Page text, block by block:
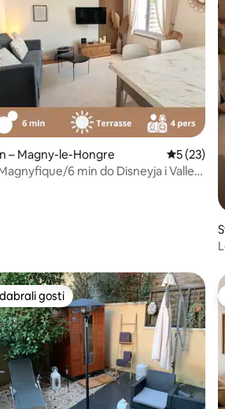
4,95/5, recenzija: 60
– Magny-le-Hongre Prosječna
5 (23)
6 min do Disneyja i Valley
gosti
gosti